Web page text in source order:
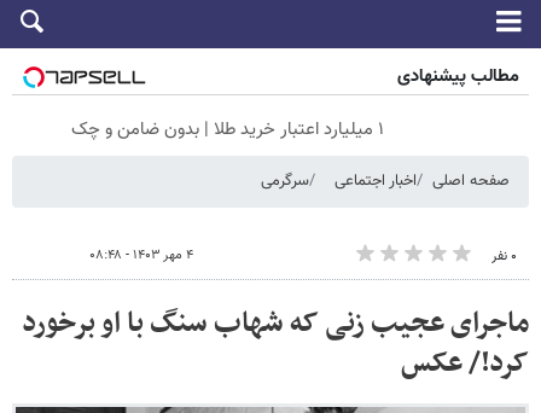
مطالب پیشنهادی
۱ میلیارد اعتبار خرید طلا | بدون ضامن و چک
صفحه اصلی اخبار اجتماعی سرگرمی
۰ نفر ۴ مهر ۱۴۰۳ - ۰۸:۴۸
ماجرای عجیب زنی که شهاب سنگ با او برخورد
کرد!/ عکس